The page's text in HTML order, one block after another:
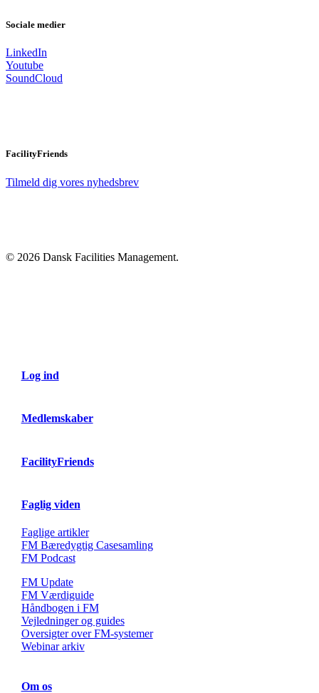
Sociale medier
LinkedIn
Youtube
SoundCloud
FacilityFriends
Tilmeld dig vores nyhedsbrev
© 2026 Dansk Facilities Management.
Log ind
Medlemskaber
FacilityFriends
Faglig viden
Faglige artikler
FM Bæredygtig Casesamling
FM Podcast
FM Update
FM Værdiguide
Håndbogen i FM
Vejledninger og guides
Oversigter over FM-systemer
Webinar arkiv
Om os